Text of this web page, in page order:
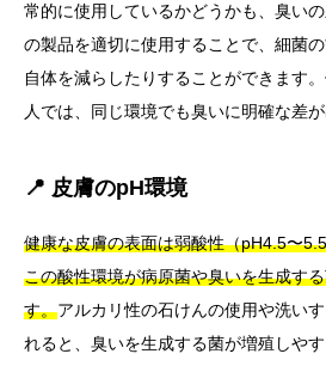
常的に使用しているかどうかも、臭い
の製品を適切に使用することで、細菌
自体を減らしたりすることができます
人では、同じ環境でも臭いに明確な差が
📍 皮膚のpH環境
健康な皮膚の表面は弱酸性（pH4.5〜
この酸性環境が病原菌や臭いを生成す
す。アルカリ性の石けんの使用や洗い
れると、臭いを生成する菌が増殖しや